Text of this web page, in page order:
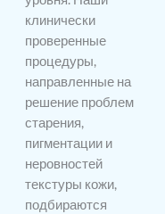
клинически
проверенные
процедуры,
направленные на
решение проблем
старения,
пигментации и
неровностей
текстуры кожи,
подбираются